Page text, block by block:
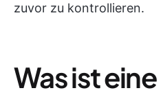
zuvor zu kontrollieren.
Was ist eine